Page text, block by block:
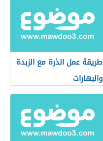
طريقة عمل الذرة مع الزبدة
والبهارات